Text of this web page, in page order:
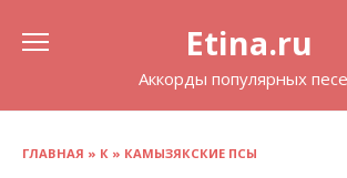
Etina.ru
Аккорды популярных
ГЛАВНАЯ » К » КАМЫЗЯКСКИЕ ПСЫ